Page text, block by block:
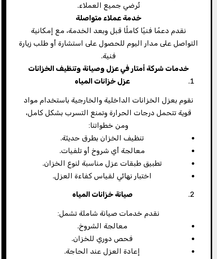
تُرضي جميع العملاء.
خدمة عملاء متواصلة
نقدم دعمًا فنيًا كاملًا قبل وبعد الخدمة، مع إمكانية
التواصل على مدار اليوم للحصول على استشارة أو طلب زيارة
فنية.
خدمات شركة أمتار في عزل وصيانة وتنظيف الخزانات
عزل خزانات المياه
نقوم بعزل الخزانات الداخلية والخارجية باستخدام مواد
قوية تتحمل درجات الحرارة وتمنع التسرب بشكل كامل،
ومن خطواتنا:
تنظيف الخزان بطرق حديثة.
معالجة أي شروخ أو تلفيات.
تطبيق طبقات عزل مناسبة لنوع الخزان.
اختبار نهائي لقياس كفاءة العزل.
صيانة خزانات المياه
نقدم خدمات صيانة شاملة تشمل:
معالجة الشروخ.
فحص دوري للخزان.
إعادة العزل عند الحاجة.